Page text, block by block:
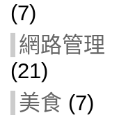
(7)
網路管理
(21)
美食 (7)